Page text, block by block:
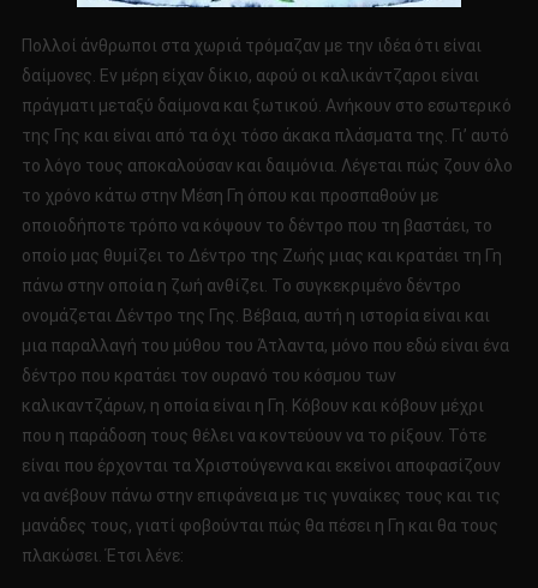
Πολλοί άνθρωποι στα χωριά τρόμαζαν με την ιδέα ότι είναι
δαίμονες. Εν μέρη είχαν δίκιο, αφού οι καλικάντζαροι είναι
πράγματι μεταξύ δαίμονα και ξωτικού. Ανήκουν στο εσωτερικό
της Γης και είναι από τα όχι τόσο άκακα πλάσματα της. Γι’ αυτό
το λόγο τους αποκαλούσαν και δαιμόνια. Λέγεται πώς ζουν όλο
το χρόνο κάτω στην Μέση Γη όπου και προσπαθούν με
οποιοδήποτε τρόπο να κόψουν το δέντρο που τη βαστάει, το
οποίο μας θυμίζει το Δέντρο της Ζωής μιας και κρατάει τη Γη
πάνω στην οποία η ζωή ανθίζει. Το συγκεκριμένο δέντρο
ονομάζεται Δέντρο της Γης. Βέβαια, αυτή η ιστορία είναι και
μια παραλλαγή του μύθου του Άτλαντα, μόνο που εδώ είναι ένα
δέντρο που κρατάει τον ουρανό του κόσμου των
καλικαντζάρων, η οποία είναι η Γη. Κόβουν και κόβουν μέχρι
που η παράδοση τους θέλει να κοντεύουν να το ρίξουν. Τότε
είναι που έρχονται τα Χριστούγεννα και εκείνοι αποφασίζουν
να ανέβουν πάνω στην επιφάνεια με τις γυναίκες τους και τις
μανάδες τους, γιατί φοβούνται πώς θα πέσει η Γη και θα τους
πλακώσει. Έτσι λένε: